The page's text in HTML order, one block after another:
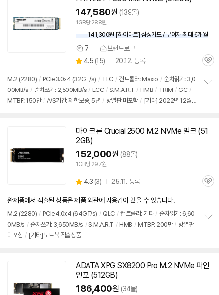
147,580원 (139몰)
1GB당 288원
141,300원 [하이마트] 삼성카드 / 무이자 최대 6개월
상
품
견
7 브랜드로그
별
점
4.5 (상
리
뷰
15) 20.12. 등록
관
M.2 (2280) / PCIe3.0x4 (32GT/s) / TLC / 컨트롤러: Maxio / 순차읽기: 3,0
00MB/s / 순차쓰기: 2,500MB/s / ECC / S.M.A.R.T / HMB / TRIM / GC /
MTBF: 150만 / A/S기간: 제한보증, 5년 / 방열판 미포함 / [기타] 2022년 12월부
마이크론 Crucial 2500 M.2 NVMe 벌크 (51
2GB)
152,000원 (88몰)
1GB당 297원
별
점
4.3 (상
리
뷰
3) 25.11. 등록
관
완제품에서 적출된 상품은 제품 외관에 사용감이 있을 수 있습니다.
M.2 (2280) / PCIe4.0x4 (64GT/s) / QLC / 컨트롤러: 기타 / 순차읽기: 6,60
0MB/s / 순차쓰기: 3,650MB/s / S.M.A.R.T / HMB / MTBF: 200만 / 방열판
미포함 / [기타] 노트북 적출상품
기
ADATA XPG SX8200 Pro M.2 NVMe 파인
인포 (512GB)
186,400원 (34몰)